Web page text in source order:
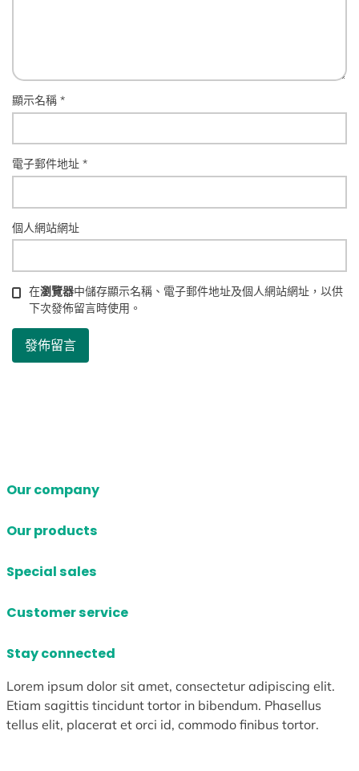
顯示名稱*
電子郵件地址*
個人網站網址
在瀏覽器中儲存顯示名稱、電子郵件地址及個人網站網址，以供
下次發佈留言時使用。
Our company
Our products
Special sales
Customer service
Stay connected
Lorem ipsum dolor sit amet, consectetur adipiscing elit.
Etiam sagittis tincidunt tortor in bibendum. Phasellus
tellus elit, placerat et orci id, commodo finibus tortor.